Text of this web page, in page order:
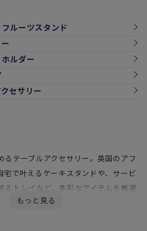
ルーツスタンド
ルダー
セサリー
るテーブルアクセサリー。英国のアフ
宅で叶えるケーキスタンドや、サービ
るトレイなど、多彩なアイテムを厳選